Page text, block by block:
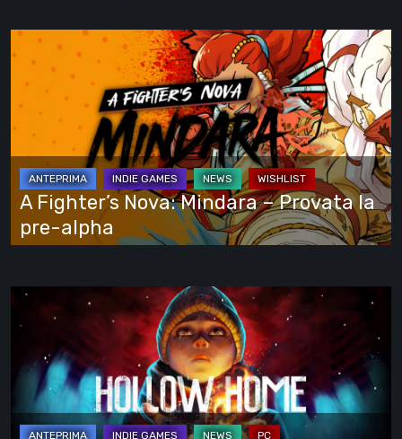
si
vede
tutto
Fighter’s
Nova:
Mindara
Provata
la
alpha
A Fighter’s Nova: Mindara – Provata la
pre-alpha
Hollow
Home
Anteprima:
l’ultimo
giorno